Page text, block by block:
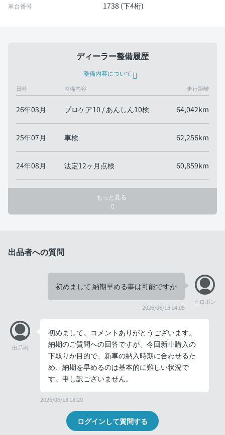
車台番号 1738 (下4桁)
ディーラー整備履歴
整備内容について
日時 整備内容 走行距離
26年03月 プロケア10 / あんしん10検 64,042km
25年07月 車検 62,256km
24年08月 法定12ヶ月点検 60,859km
もっと見る
出品者への質問
ヒロポン
初めまして 納期早める事は可能ですか
2026/06/18 14:05
出品者
初めまして。コメントありがとうございます。
納期のご質問への回答ですが、今回新車購入の
下取りが目的で、新車の納入時期に合わせるた
め、納期を早めるのは基本的に難しい状況で
す。申し訳ございません。
2026/06/18 18:29
ログインして質問する